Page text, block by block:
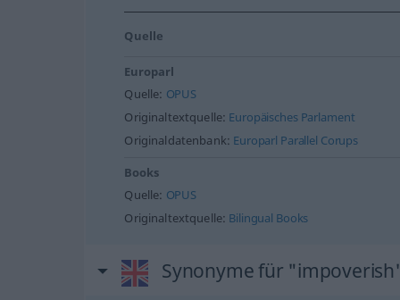
Quelle
Europarl
Quelle: OPUS
Originaltextquelle: Europäisches Parlament
Originaldatenbank: Europarl Parallel Corups
Books
Quelle: OPUS
Originaltextquelle: Bilingual Books
Synonyme für